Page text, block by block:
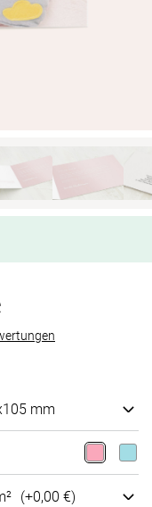
mm
(+0,00 €)